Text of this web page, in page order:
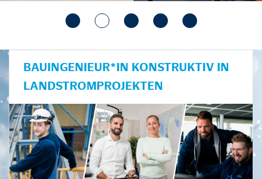
BAUINGENIEUR*IN KONSTRUKTIV IN
LANDSTROMPROJEKTEN